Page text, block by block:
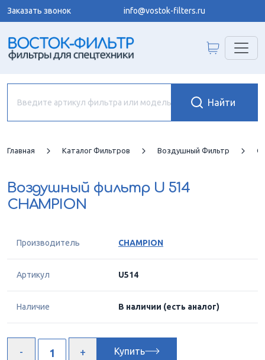
Заказать звонок info@vostok-filters.ru
Главная Каталог Фильтров Воздушный Фильтр
Воздушный фильтр U 514
CHAMPION
Производитель CHAMPION
Артикул U514
Наличие В наличии (есть аналог)
Купить